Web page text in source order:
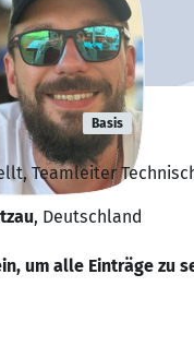
Eck Basis
Teamleiter
, Deutschland
um alle Einträge zu